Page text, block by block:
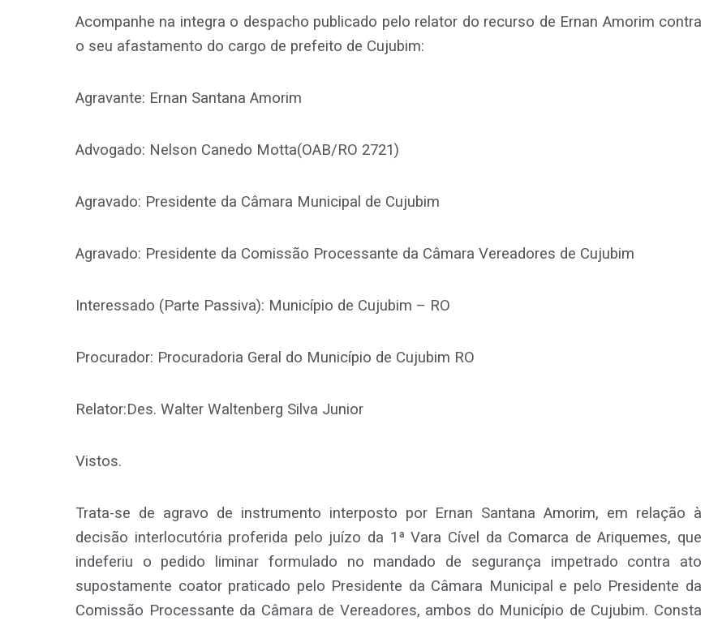
Acompanhe na integra o despacho publicado pelo relator do recurso de Ernan Amorim contra
o seu afastamento do cargo de prefeito de Cujubim:
Agravante: Ernan Santana Amorim
Advogado: Nelson Canedo Motta(OAB/RO 2721)
Agravado: Presidente da Câmara Municipal de Cujubim
Agravado: Presidente da Comissão Processante da Câmara Vereadores de Cujubim
Interessado (Parte Passiva): Município de Cujubim – RO
Procurador: Procuradoria Geral do Município de Cujubim RO
Relator:Des. Walter Waltenberg Silva Junior
Vistos.
Trata-se de agravo de instrumento interposto por Ernan Santana Amorim, em relação à
decisão interlocutória proferida pelo juízo da 1ª Vara Cível da Comarca de Ariquemes, que
indeferiu o pedido liminar formulado no mandado de segurança impetrado contra ato
supostamente coator praticado pelo Presidente da Câmara Municipal e pelo Presidente da
Comissão Processante da Câmara de Vereadores, ambos do Município de Cujubim. Consta